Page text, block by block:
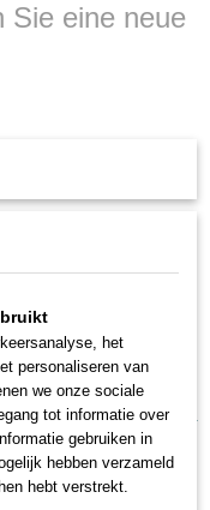
Sie eine neue
Sie eine
het
personaliseren van
we onze sociale
tot informatie over
gebruiken in
hebben verzameld
hebt verstrekt.